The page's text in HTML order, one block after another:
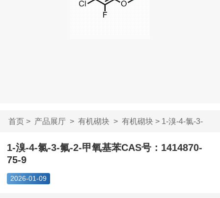
首页> 产品展厅> 有机砌块> 有机砌块> 1-溴-4-氯-3-
氟-2-甲氧基苯CAS...
1-溴-4-氯-3-氟-2-甲氧基苯CAS号：1414870-
75-9
2026-01-09